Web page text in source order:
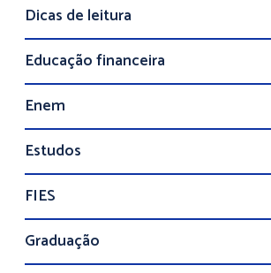
Dicas de leitura
Educação financeira
Enem
Estudos
FIES
Graduação